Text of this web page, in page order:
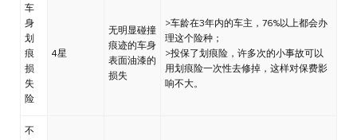
车
身
划
痕
损
失
险
4星
无明显碰撞
痕迹的车身
表面油漆的
损失
>车龄在3年内的车主，76%以上都会办
理这个险种；
>投保了划痕险，许多次的小事故可以
用划痕险一次性去修掉，这样对保费影
响不大。
不